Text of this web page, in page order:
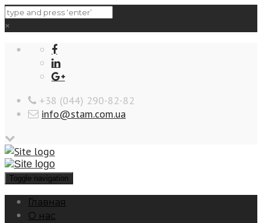
×
‎+38 (044) 290-82-82
info@stam.com.ua
Toggle navigation
Главная
О нас